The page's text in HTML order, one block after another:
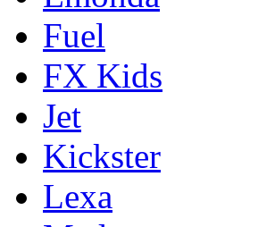
Fuel
FX Kids
Jet
Kickster
Lexa